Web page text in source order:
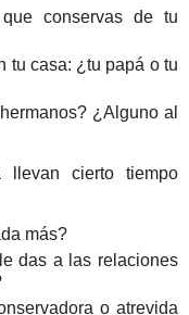
conservas de tu
tu casa: ¿tu papá o tu
¿Alguno al
llevan cierto tiempo
más?
das a las relaciones
o atrevida